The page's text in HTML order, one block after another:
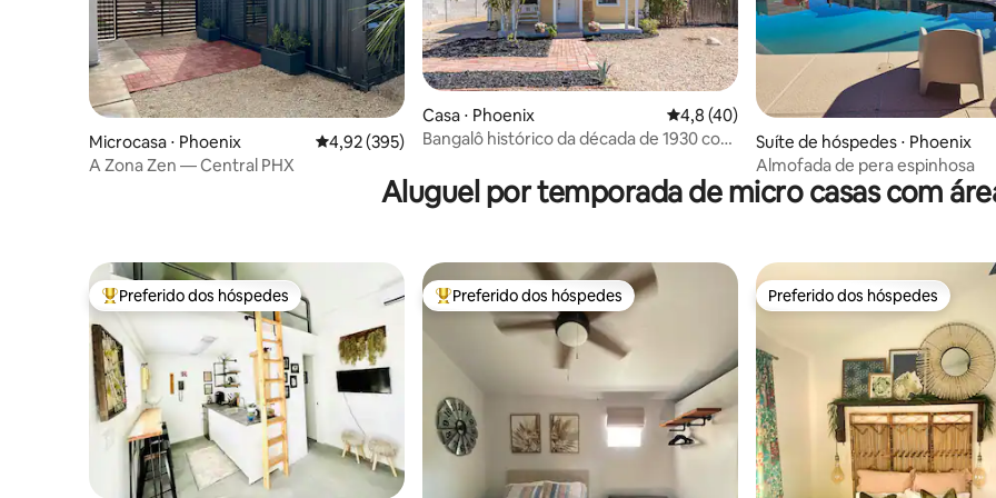
Microcasa ⋅ Phoenix 4,92 de uma avaliação média de 5, 395 avaliações
4,92 (395)
A Zona Zen — Central PHX
Casa ⋅ Phoenix 4,8 de uma avaliação média de 5, 40
4,8 (40)
Bangalô histórico da década de 1930 com
Suíte de hóspedes ⋅ Phoenix
Almofada de pera espinhosa
Aluguel por temporada de micro casas com
Entre os melhores preferidos dos hóspedes
Preferido dos hóspedes Entre os melhores preferidos dos hóspedes
Preferido dos hóspedes Preferido dos hóspedes
Preferido dos hóspedes